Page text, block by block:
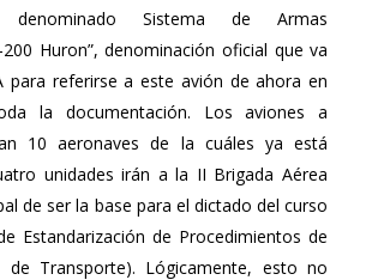
denominado Sistema de Armas
Huron”, denominación oficial que va
para referirse a este avión de ahora en
la documentación. Los aviones a
10 aeronaves de la cuáles ya está
unidades irán a la II Brigada Aérea
de ser la base para el dictado del curso
Estandarización de Procedimientos de
de Transporte). Lógicamente, esto no